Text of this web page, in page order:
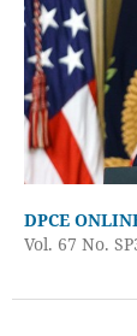
DPCE
Vol. 67 No.